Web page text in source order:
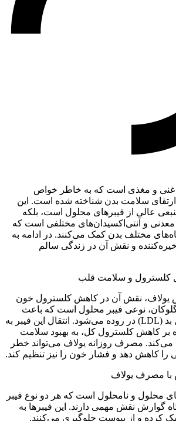
غنی و مغذی است که به خاطر خواص
سلامت بدن شناخته شده است. این
عالی از فیبرهای محلول است، بلکه
معدنی و آنتی‌اکسیدان‌های مختلفی است که
مختلف بدن کمک می‌کنند. در ادامه به
و نقش آن در زندگی سالم
کلسترول و سلامت قلب
یولاف، نقش آن در کاهش کلسترول خون
نوعی فیبر محلول است که باعث
کاهش جذب کلسترول بد (LDL) در روده می‌شود. انتقال این فیبر به
بر کاهش کلسترول کل، به بهبود سلامت
مصرف روزانه یولاف می‌تواند خطر
را کاهش دهد و فشار خون را نیز تنظیم کند.
با مصرف یولاف
محلول و نامحلول است که هر دو نوع فیبر
گوارش نقش مهمی دارند. این فیبرها به
کرده و از یبوست جلوگیری می‌کنند.